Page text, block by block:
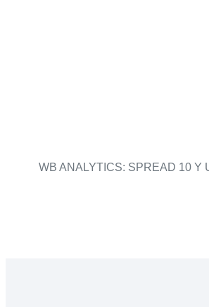
WB ANALYTICS: SPREAD 10 Y